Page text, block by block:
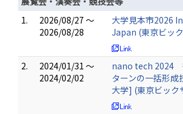
1.
2026/08/27 ～
2026/08/28
大学見本市2026
Japan (東京ビッ
2.
2024/01/31 ～
2024/02/02
nano tech 2024
ターンの一括形
大学] (東京ビック